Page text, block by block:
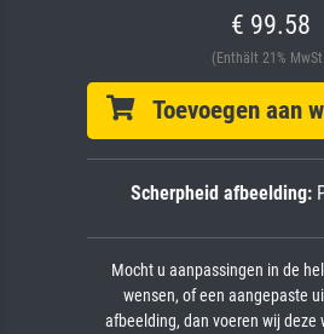
€ 99.58
(Enthält 21%
Toevoegen aan
Scherpheid afbeelding:
Mocht u aanpassingen in de
wensen, of een aangepaste
afbeelding, dan voeren wij deze